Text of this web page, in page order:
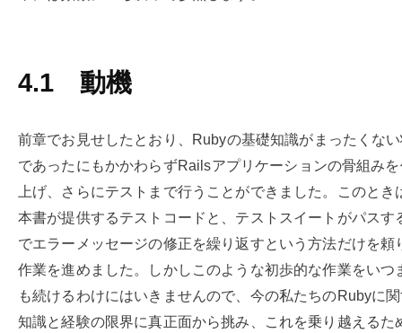
4.1 動機
前章でお見せしたとおり、Rubyの基礎知識がまったくな
であったにもかかわらずRailsアプリケーションの骨組み
上げ、さらにテストまで行うことができました。このとき
本書が提供するテストコードと、テストスイートがパスす
でエラーメッセージの修正を繰り返すという方法だけを頼
作業を進めました。しかしこのような初歩的な作業をいつ
も続けるわけにはいきませんので、今の私たちのRubyに
知識と経験の限界に真正面から挑み、これを乗り越えるた